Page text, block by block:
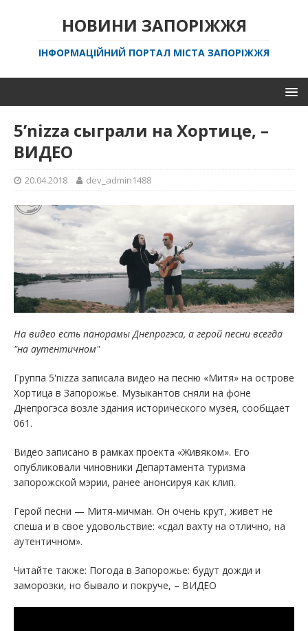
НОВИНИ ЗАПОРІЖЖЯ
ІНФОРМАЦІЙНИЙ ПОРТАЛ МІСТА ЗАПОРІЖЖЯ
5’nizza сыграли на Хортице, –
ВИДЕО
20.04.2018 dev_admin1488
На видео есть панорамы Днепрогэса, а герой песни всегда
"на аутентичном"
Группа 5'nizza записала видео на песню «Митя» на острове
Хортица в Запорожье. Музыкантов сняли на фоне
Днепрогэса возле здания исторического музея, сообщает
061.
Видео записано в рамках проекта «Живяком». Его
опубликовали чиновники Департамента туризма
запорожской мэрии, ранее анонсируя как клип.
Герой песни — Митя-мичман. Он очень крут, живет не
спеша и в свое удовольствие: «сдал вахту на отлично, на
аутентичном».
Читайте также: Погода в Запорожье: будут дожди и
заморозки, но бывало и покруче, – ВИДЕО